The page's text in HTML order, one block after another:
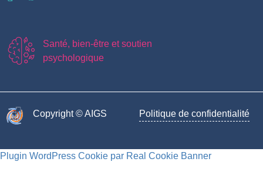
Santé, bien-être et soutien
psychologique
Copyright © AIGS​ Politique de confidentialité
Plugin WordPress Cookie par Real Cookie Banner